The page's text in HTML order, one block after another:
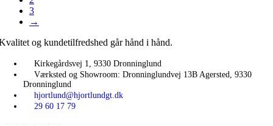
3
→
og kundetilfredshed går hånd i hånd.
Kirkegårdsvej 1, 9330 Dronninglund
Værksted og Showroom: Dronninglundvej 13B Agersted, 9330
Dronninglund
hjortlund@hjortlundgt.dk
29 60 17 79